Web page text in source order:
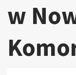
w